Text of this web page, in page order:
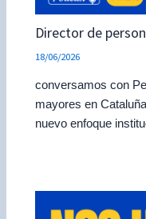
Director de
18/06/2026
conversamos con
mayores en
nuevo enfoque